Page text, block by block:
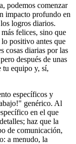
podemos comenzar
impacto profundo en
logros diarios.
felices, sino que
positivo antes que
cosas diarias por las
después de unas
tu equipo y, sí,
específicos y
genérico. Al
en el que
haz que la
de comunicación,
a menudo, la